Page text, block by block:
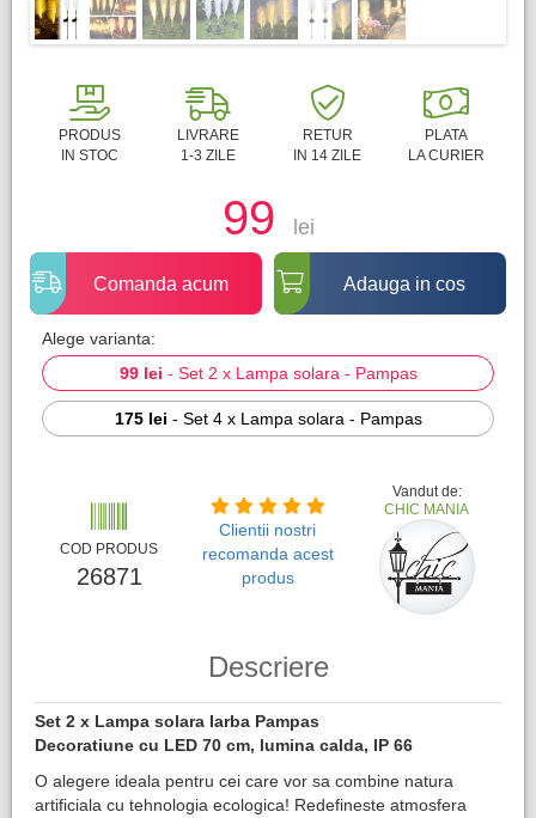
PRODUS
IN STOC
LIVRARE
1-3 ZILE
RETUR
IN 14 ZILE
PLATA
LA CURIER
99 lei
Comanda acum Adauga in cos
Alege varianta:
99 lei - Set 2 x Lampa solara - Pampas
175 lei - Set 4 x Lampa solara - Pampas
COD PRODUS
26871
Clientii nostri
recomanda acest
produs
Vandut de:
CHIC MANIA
Descriere
Set 2 x Lampa solara Iarba Pampas
Decoratiune cu LED 70 cm, lumina calda, IP 66
O alegere ideala pentru cei care vor sa combine natura
artificiala cu tehnologia ecologica! Redefineste atmosfera